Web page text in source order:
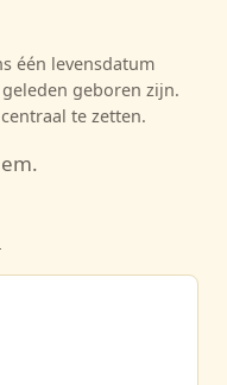
één levensdatum
geboren zijn.
te zetten.